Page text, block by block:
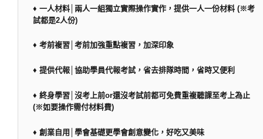
♦ 一人材料│兩人一組獨立實際操作實作，提供一人一份材料 (※考
試都是2人份)
♦ 考前複習│考前加強重點複習，加深印象
♦ 提供代報│協助學員代報考試，省去排隊時間，省時又便利
♦ 終身學習│沒考上前or還沒考試前都可免費重複聽課至考上為止
(※如要操作需付材料費)
♦ 創業自用│學會基礎更學會創意變化，好吃又美味